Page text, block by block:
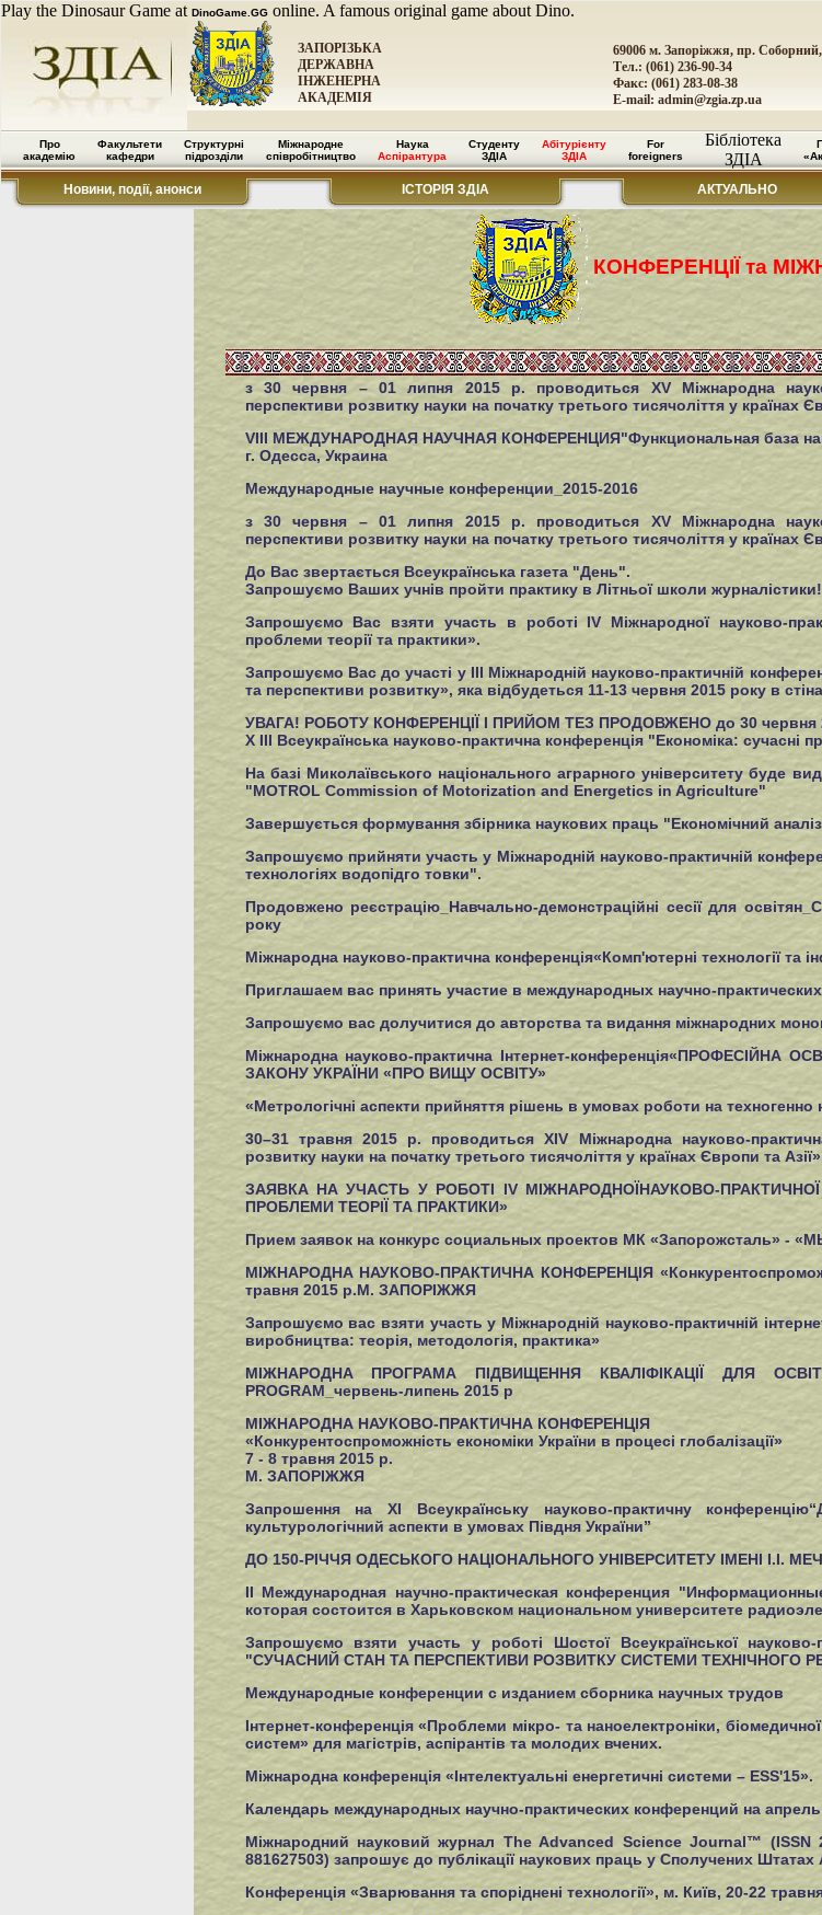
Play the Dinosaur Game at DinoGame.GG online. A famous original game about Dino.
ЗАПОРІЗЬКА
ДЕРЖАВНА
ІНЖЕНЕРНА
АКАДЕМІЯ
69006 м. Запоріжжя, пр.
Тел.: (061) 236-90-34
Факс: (061) 283-08-38
E-mail: admin@zgia.zp.ua
Про
академію
Факультети
кафедри
Структурні
підрозділи
Міжнародне
співробітництво
Наука
Аспірантура
Студенту
ЗДІА
Абітурієнту
ЗДІА
For
foreigners
Бібліотека
ЗДІА
Новини, події, анонси ІСТОРІЯ ЗДІА АКТУАЛЬНО
КОНФЕРЕНЦІЇ та
з 30 червня – 01 липня 2015 р. проводиться ХV Міжнародна
перспективи розвитку науки на початку третього тисячоліття у країнах
VIII МЕЖДУНАРОДНАЯ НАУЧНАЯ КОНФЕРЕНЦИЯ"Функциональная база
г. Одесса, Украина
Международные научные конференции_2015-2016
з 30 червня – 01 липня 2015 р. проводиться ХV Міжнародна
перспективи розвитку науки на початку третього тисячоліття у країнах
До Вас звертається Всеукраїнська газета "День".
Запрошуємо Ваших учнів пройти практику в Літньої школи журналістики!
Запрошуємо Вас взяти участь в роботі ІV Міжнародної науково-
проблеми теорії та практики».
Запрошуємо Вас до участі у III Міжнародній науково-практичній
та перспективи розвитку», яка відбудеться 11-13 червня 2015 року в
УВАГА! РОБОТУ КОНФЕРЕНЦІЇ І ПРИЙОМ ТЕЗ ПРОДОВЖЕНО до 30 червня
Х IІІ Всеукраїнська науково-практична конференція "Економіка: сучасні
На базі Миколаївського національного аграрного університету буде
"MOTROL Commission of Motorization and Energetics in Agriculture"
Завершується формування збiрника наукових праць "Економiчний
Запрошуємо прийняти участь у Міжнародній науково-практичній
технологіях водопідго товки".
Продовжено реєстрацію_Навчально-демонстраційні сесії для
року
Міжнародна науково-практична конференція«Комп'ютерні технології та
Приглашаем вас принять участие в международных научно-
Запрошуємо вас долучитися до авторства та видання міжнародних
Міжнародна науково-практична Інтернет-конференція«ПРОФЕСІЙНА
ЗАКОНУ УКРАЇНИ «ПРО ВИЩУ ОСВІТУ»
«Метрологічні аспекти прийняття рішень в умовах роботи на техногенно
30–31 травня 2015 р. проводиться ХІV Міжнародна науково-
розвитку науки на початку третього тисячоліття у країнах Європи та
ЗАЯВКА НА УЧАСТЬ У РОБОТІ IV МІЖНАРОДНОЇНАУКОВО-
ПРОБЛЕМИ ТЕОРІЇ ТА ПРАКТИКИ»
Прием заявок на конкурс социальных проектов МК «Запорожсталь» -
МІЖНАРОДНА НАУКОВО-ПРАКТИЧНА КОНФЕРЕНЦІЯ
травня 2015 р.М. ЗАПОРІЖЖЯ
Запрошуємо вас взяти участь у Міжнародній науково-практичній
виробництва: теорія, методологія, практика»
МІЖНАРОДНА ПРОГРАМА ПІДВИЩЕННЯ КВАЛІФІКАЦІЇ ДЛЯ
PROGRAM_червень-липень 2015 р
МІЖНАРОДНА НАУКОВО-ПРАКТИЧНА КОНФЕРЕНЦІЯ
«Конкурентоспроможність економіки України в процесі глобалізації»
7 - 8 травня 2015 р.
М. ЗАПОРІЖЖЯ
Запрошення на XІ Всеукраїнську науково-практичну
культурологічний аспекти в умовах Півдня України”
ДО 150-РІЧЧЯ ОДЕСЬКОГО НАЦІОНАЛЬНОГО УНІВЕРСИТЕТУ ІМЕНІ І.І.
IІ Международная научно-практическая конференция
которая состоится в Харьковском национальном университете
Запрошуємо взяти участь у роботі Шостої Всеукраїнської науково-
"СУЧАСНИЙ СТАН ТА ПЕРСПЕКТИВИ РОЗВИТКУ СИСТЕМИ ТЕХНІЧНОГО
Международные конференции с изданием сборника научных трудов
Інтернет-конференція «Проблеми мікро- та наноелектроніки,
систем» для магістрів, аспірантів та молодих вчених.
Міжнародна конференція «Інтелектуальні енергетичні системи – ESS'15».
Календарь международных научно-практических конференций на апрель
Міжнародний науковий журнал The Advanced Science Journal™ (ISSN
881627503) запрошує до публікації наукових праць у Сполучених Штатах
Конференція «Зварювання та споріднені технології», м. Київ, 20-22